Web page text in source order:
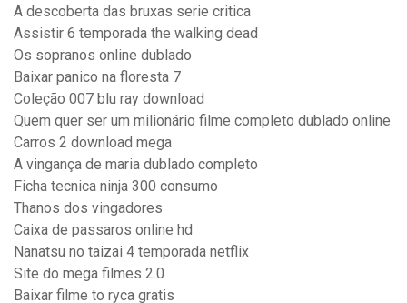
A descoberta das bruxas serie critica
Assistir 6 temporada the walking dead
Os sopranos online dublado
Baixar panico na floresta 7
Coleção 007 blu ray download
Quem quer ser um milionário filme completo dublado online
Carros 2 download mega
A vingança de maria dublado completo
Ficha tecnica ninja 300 consumo
Thanos dos vingadores
Caixa de passaros online hd
Nanatsu no taizai 4 temporada netflix
Site do mega filmes 2.0
Baixar filme to ryca gratis